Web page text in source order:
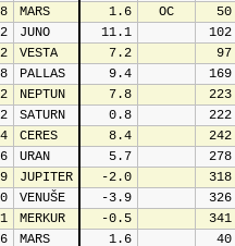
MARS
   1.6
  OC
  50
JUNO
  11.1
102
VESTA
   7.2
  97
PALLAS
   9.4
169
NEPTUN
   7.8
223
SATURN
   0.8
222
CERES
   8.4
242
URAN
   5.7
278
JUPITER
  -2.0
318
VENUŠE
  -3.9
326
MERKUR
  -0.5
341
MARS
   1.6
  40